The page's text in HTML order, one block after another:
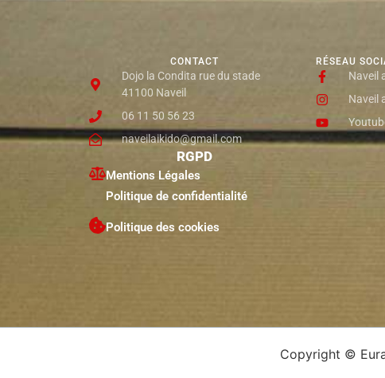
CONTACT
Dojo la Condita rue du stade
41100 Naveil
06 11 50 56 23
naveilaikido@gmail.com
RGPD
Mentions Légales
Politique de confidentialité
Politique des cookies
RÉSEAU
Naveil
Naveil
Copyright ©